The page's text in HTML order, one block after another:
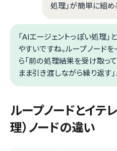
処理」が簡単に組め
「AIエージェントっぽい処理」
やすいですね。ループノード
ら「前の処理結果を受け取っ
まま引き渡しながら繰り返す」
ループノードとイテ
理）ノードの違い